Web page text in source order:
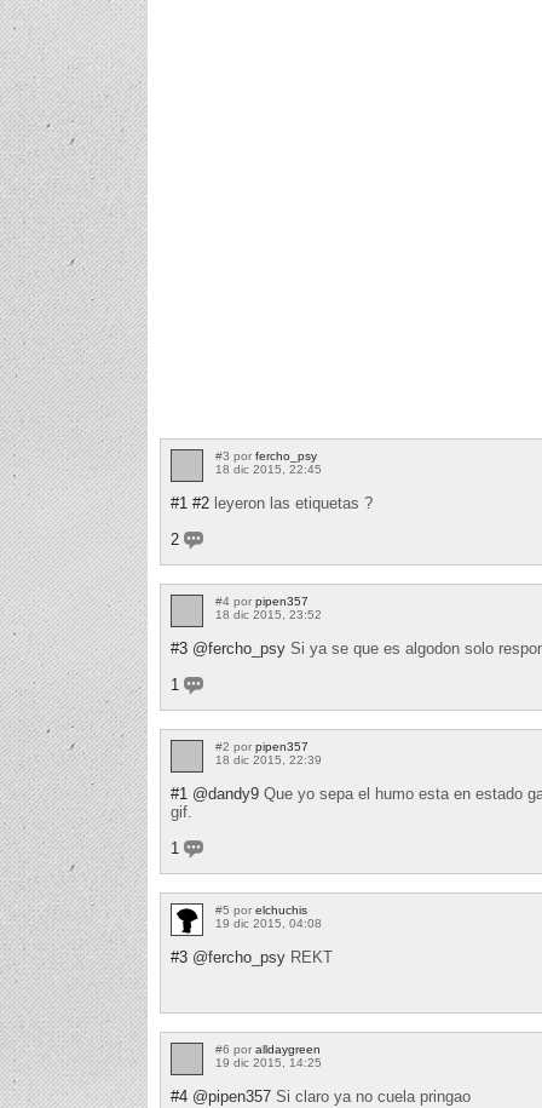
#3 por fercho_psy
18 dic 2015, 22:45
#1 #2 leyeron las etiquetas ?
2
#4 por pipen357
18 dic 2015, 23:52
#3 @fercho_psy Si ya se que es algodon solo
1
#2 por pipen357
18 dic 2015, 22:39
#1 @dandy9 Que yo sepa el humo esta en estado
gif.
1
#5 por elchuchis
19 dic 2015, 04:08
#3 @fercho_psy REKT
#6 por alldaygreen
19 dic 2015, 14:25
#4 @pipen357 Si claro ya no cuela pringao